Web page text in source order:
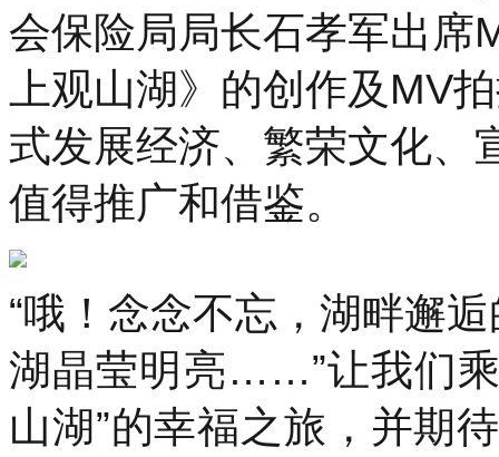
会保险局局长石孝军出席
上观山湖》的创作及MV
式发展经济、繁荣文化、
值得推广和借鉴。
“哦！念念不忘，湖畔邂
湖晶莹明亮……”让我们
山湖”的幸福之旅，并期